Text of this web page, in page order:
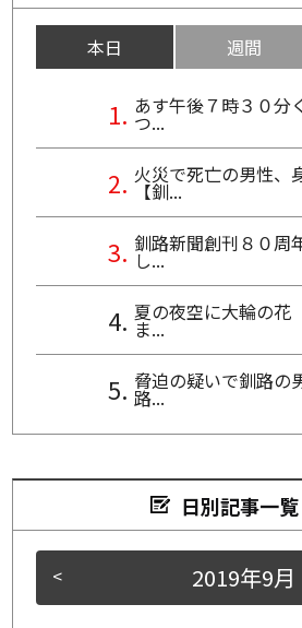
本日 週間
あす午後７時３０分
つ...
火災で死亡の男性、
【釧...
釧路新聞創刊８０周
し...
夏の夜空に大輪の
ま...
脅迫の疑いで釧路の
路...
日別記事一覧
< 2019年9月